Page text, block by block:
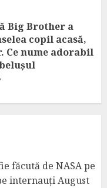
Big Brother a
copil acasă,
Ce nume adorabil
făcută de NASA pe
internauțiAugust